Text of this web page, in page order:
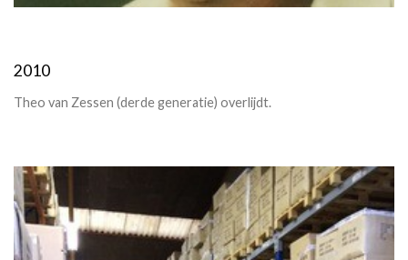
2010
Theo van Zessen (derde generatie) overlijdt.